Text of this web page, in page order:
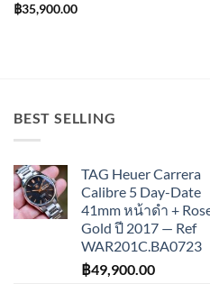
฿35,900.00
BEST SELLING
TAG Heuer Carrera
Calibre 5 Day-Date
41mm หน้าดำ +
Gold ปี 2017 — Ref
WAR201C.BA0723
฿49,900.00